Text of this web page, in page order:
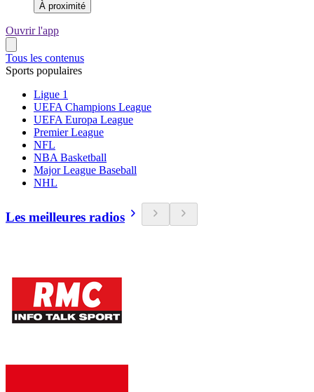
À proximité
Ouvrir l'app
Tous les contenus
Sports populaires
Ligue 1
UEFA Champions League
UEFA Europa League
Premier League
NFL
NBA Basketball
Major League Baseball
NHL
Les meilleures radios